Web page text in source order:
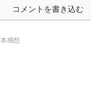
コメントを書き込む
本感想